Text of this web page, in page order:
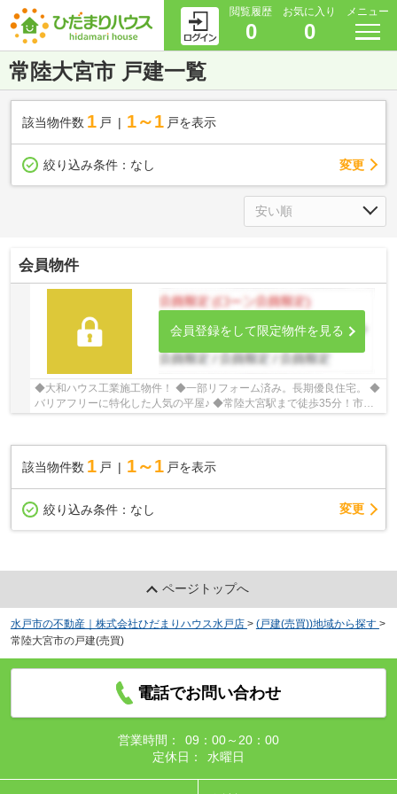
閲覧履歴
0
お気に入り
0
メニュー
常陸大宮市 戸建一覧
該当物件数 1 戸 1～1 戸を表示
絞り込み条件： なし 変更
会員物件
会員登録をして限定物件を見る
◆大和ハウス工業施工物件！ ◆一部リフォーム済み。長期優良住宅。 ◆
バリアフリーに特化した人気の平屋♪ ◆常陸大宮駅まで徒歩35分！市街
該当物件数 1 戸 1～1 戸を表示
絞り込み条件： なし 変更
ページトップへ
水戸市の不動産｜株式会社ひだまりハウス水戸店 > (戸建(売買))地域から探す >
常陸大宮市の戸建(売買)
電話でお問い合わせ
営業時間：
09：00～20：00
定休日：
水曜日